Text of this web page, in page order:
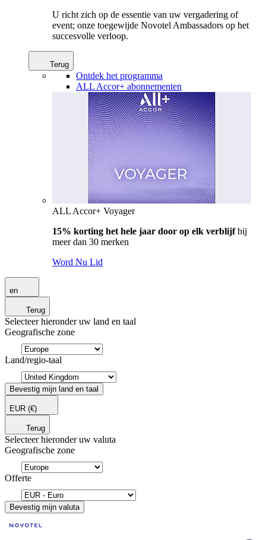
U richt zich op de essentie van uw vergadering of
event; onze toegewijde Novotel Ambassadors op het
succesvolle verloop.
Terug
Ontdek het programma
ALL Accor+ abonnementen
ALL Accor+ Voyager
15% korting het hele jaar door op elk verblijfbij
meer dan 30 merken
Word Nu Lid
en
Terug
Selecteer hieronder uw land en taal
Geografische zone
Land/regio-taal
Bevestig mijn land en taal
EUR (€)
Terug
Selecteer hieronder uw valuta
Geografische zone
Offerte
Bevestig mijn valuta